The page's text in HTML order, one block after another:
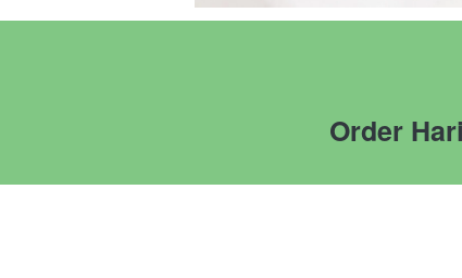
Order